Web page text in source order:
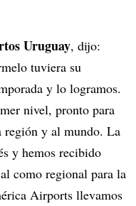
Uruguay, dijo:
tuviera su
y lo logramos.
nivel, pronto para
región y al mundo. La
y hemos recibido
como regional para la
Airports llevamos